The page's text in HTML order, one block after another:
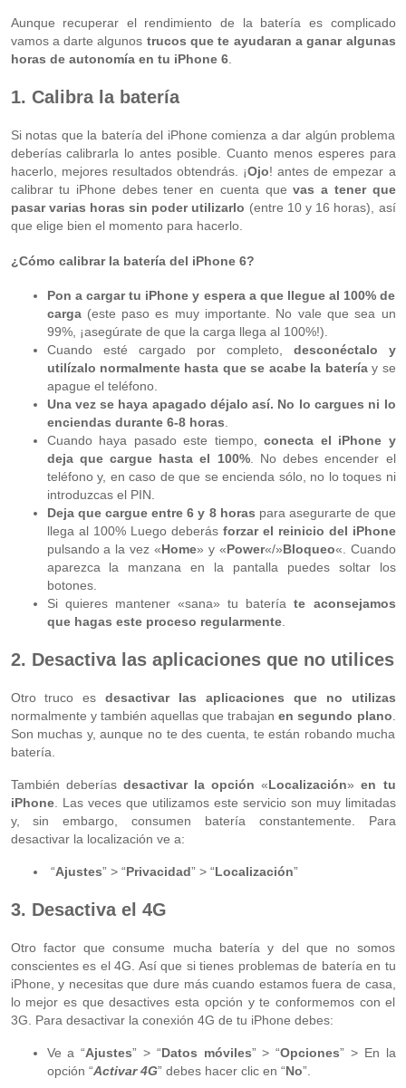
Aunque recuperar el rendimiento de la batería es complicado
vamos a darte algunos trucos que te ayudaran a ganar algunas
horas de autonomía en tu iPhone 6.
1. Calibra la batería
Si notas que la batería del iPhone comienza a dar algún problema
deberías calibrarla lo antes posible. Cuanto menos esperes para
hacerlo, mejores resultados obtendrás. ¡Ojo! antes de empezar a
calibrar tu iPhone debes tener en cuenta que vas a tener que
pasar varias horas sin poder utilizarlo (entre 10 y 16 horas), así
que elige bien el momento para hacerlo.
¿Cómo calibrar la batería del iPhone 6?
Pon a cargar tu iPhone y espera a que llegue al 100% de
carga(este paso es muy importante. No vale que sea un
99%, ¡asegúrate de que la carga llega al 100%!).
Cuando esté cargado por completo, desconéctalo y
utilízalo normalmente hasta que se acabe la bateríay se
apague el teléfono.
Una vez se haya apagado déjalo así. No lo cargues ni lo
enciendas durante 6-8 horas.
Cuando haya pasado este tiempo, conecta el iPhone y
deja que cargue hasta el 100%. No debes encender el
teléfono y, en caso de que se encienda sólo, no lo toques ni
introduzcas el PIN.
Deja que cargue entre 6 y 8 horas para asegurarte de que
llega al 100% Luego deberás forzar el reinicio del iPhone
pulsando a la vez «Home» y «Power«/»Bloqueo«. Cuando
aparezca la manzana en la pantalla puedes soltar los
botones.
Si quieres mantener «sana» tu batería te aconsejamos
que hagas este proceso regularmente.
2. Desactiva las aplicaciones que no utilices
Otro truco esdesactivar las aplicaciones que no utilizas
normalmente y también aquellas que trabajanen segundo plano.
Son muchas y, aunque no te des cuenta, te están robando mucha
batería.
También deberías desactivar la opción«Localización»en tu
iPhone. Las veces que utilizamos este servicio son muy limitadas
y, sin embargo, consumen batería constantemente. Para
desactivar la localización ve a:
“Ajustes” > “Privacidad” > “Localización”
3. Desactiva el 4G
Otro factor que consume mucha batería y del que no somos
conscientes es el 4G. Así que si tienes problemas de batería en tu
iPhone, y necesitas que dure más cuando estamos fuera de casa,
lo mejor es que desactives esta opción y te conformemos con el
3G. Para desactivar la conexión 4G de tu iPhone debes:
Ve a “Ajustes” > “Datos móviles” > “Opciones” > En la
opción “Activar 4G” debes hacer clic en “No”.